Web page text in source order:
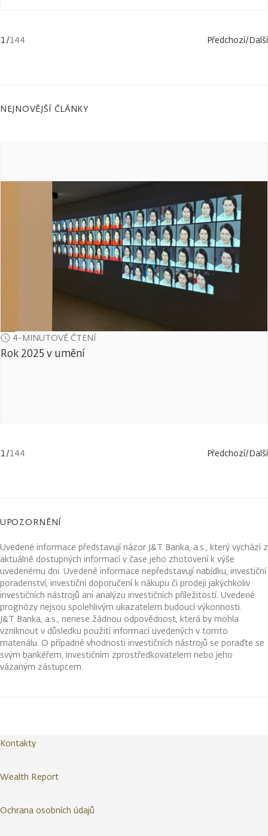
1/144 Předchozí/Další
NEJNOVĚJŠÍ ČLÁNKY
4-MINUTOVÉ ČTENÍ
Rok 2025 v umění
1/144 Předchozí/Další
UPOZORNĚNÍ
Uvedené informace představují názor J&T Banka, a.s., který vychází z
aktuálně dostupných informací v čase jeho zhotovení k výše
uvedenému dni. Uvedené informace nepředstavují nabídku, investiční
poradenství, investiční doporučení k nákupu či prodeji jakýchkoliv
investičních nástrojů ani analýzu investičních příležitostí. Uvedené
prognózy nejsou spolehlivým ukazatelem budoucí výkonnosti.
J&T Banka, a.s., nenese žádnou odpovědnost, která by mohla
vzniknout v důsledku použití informací uvedených v tomto
materiálu. O případné vhodnosti investičních nástrojů se poraďte se
svým bankéřem, investičním zprostředkovatelem nebo jeho
vázaným zástupcem.
Kontakty
Wealth Report
Ochrana osobních údajů